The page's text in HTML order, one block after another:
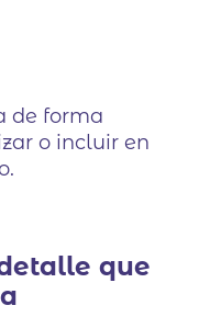
de forma
o incluir en
que